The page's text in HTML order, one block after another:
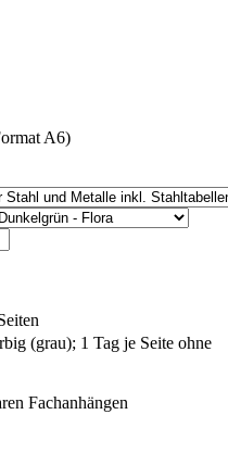
A6)
(grau); 1 Tag je Seite ohne
Fachanhängen